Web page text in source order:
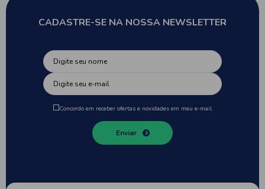
CADASTRE-SE NA NOSSA NEWSLETTER
Enviar
Concordo em receber ofertas e novidades em meu e-mail